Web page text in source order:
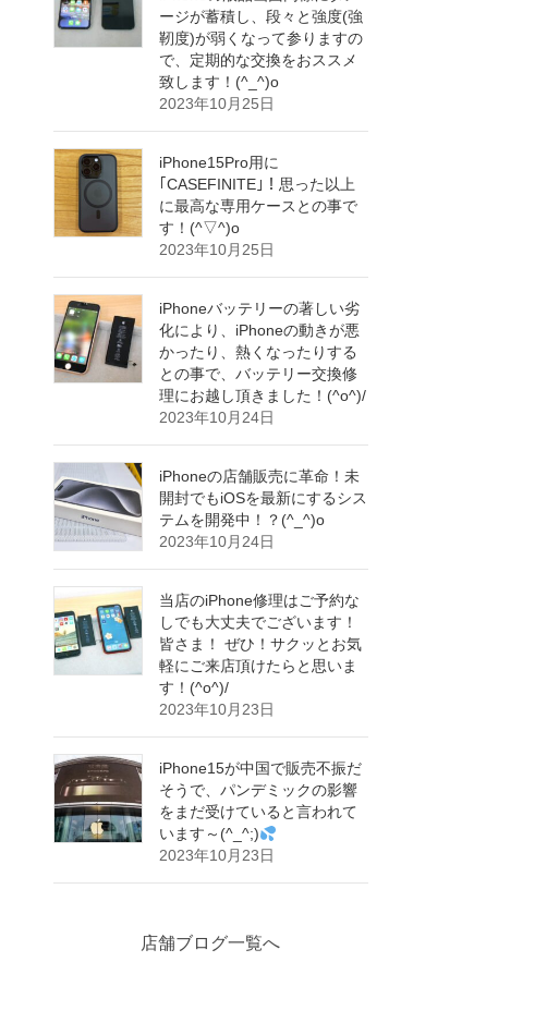
ージが蓄積し、段々と強度(強
靭度)が弱くなって参りますの
で、定期的な交換をおススメ
致します！(^_^)o
2023年10月25日
iPhone15Pro用に
｢CASEFINITE｣！思った以上
に最高な専用ケースとの事で
す！(^▽^)o
2023年10月25日
iPhoneバッテリーの著しい劣
化により、iPhoneの動きが悪
かったり、熱くなったりする
との事で、バッテリー交換修
理にお越し頂きました！(^o^)/
2023年10月24日
iPhoneの店舗販売に革命！未
開封でもiOSを最新にするシス
テムを開発中！？(^_^)o
2023年10月24日
当店のiPhone修理はご予約な
しでも大丈夫でございます！
皆さま！ ぜひ！サクッとお気
軽にご来店頂けたらと思いま
す！(^o^)/
2023年10月23日
iPhone15が中国で販売不振だ
そうで、パンデミックの影響
をまだ受けていると言われて
います～(^_^;)
2023年10月23日
店舗ブログ一覧へ